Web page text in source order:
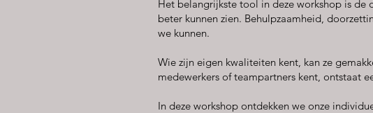
Het belangrijkste tool in deze workshop is
beter kunnen zien. Behulpzaamheid,
we kunnen.
Wie zijn eigen kwaliteiten kent, kan ze
medewerkers of teampartners kent, ontstaat
In deze workshop ontdekken we onze